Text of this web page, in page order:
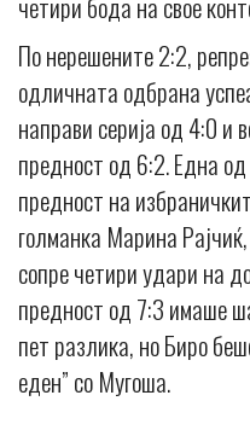
По нерешените 2:2,
одличната одбрана
направи серија од 4:0 и
предност од 6:2. Една
предност на
голманка Марина
сопре четири удари на
предност од 7:3 имаше
пет разлика, но Биро
еден” со Мугоша.